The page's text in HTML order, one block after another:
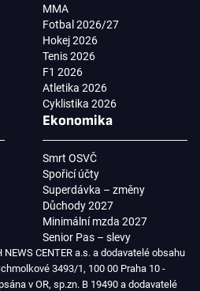
MMA
Fotbal 2026/27
Hokej 2026
Tenis 2026
F1 2026
Atletika 2026
Cyklistika 2026
Ekonomika
Smrt OSVČ
Spořicí účty
Superdávka – změny
Důchody 2027
Minimální mzda 2027
Senior Pas – slevy
CENTER a.s. a dodavatelé obsahu
3493/1, 100 00 Praha 10 -
v OR, sp.zn. B 19490 a dodavatelé